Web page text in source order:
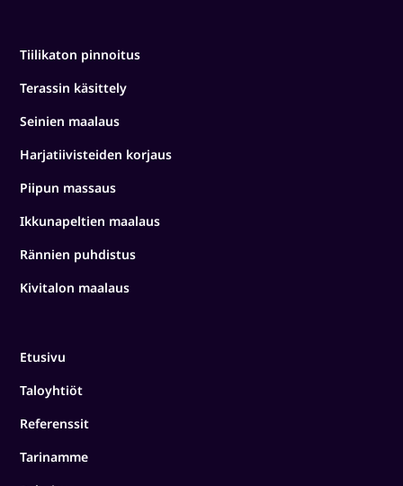
Tiilikaton pinnoitus
Terassin käsittely
Seinien maalaus
Harjatiivisteiden korjaus
Piipun massaus
Ikkunapeltien maalaus
Rännien puhdistus
Kivitalon maalaus
Etusivu
Taloyhtiöt
Referenssit
Tarinamme